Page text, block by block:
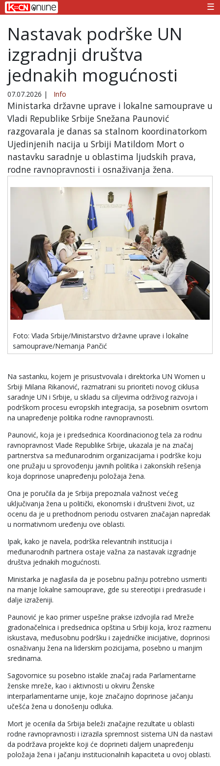
☰
Nastavak podrške UN
izgradnji društva
jednakih mogućnosti
07.07.2026 | Info
Ministarka državne uprave i lokalne samouprave u
Vladi Republike Srbije Snežana Paunović
razgovarala je danas sa stalnom koordinatorkom
Ujedinjenih nacija u Srbiji Matildom Mort o
nastavku saradnje u oblastima ljudskih prava,
rodne ravnopravnosti i osnaživanja žena.
Foto: Vlada Srbije/Ministarstvo državne uprave i lokalne
samouprave/Nemanja Pančić
Na sastanku, kojem je prisustvovala i direktorka UN Women u
Srbiji Milana Rikanović, razmatrani su prioriteti novog ciklusa
saradnje UN i Srbije, u skladu sa ciljevima održivog razvoja i
podrškom procesu evropskih integracija, sa posebnim osvrtom
na unapređenje politika rodne ravnopravnosti.
Paunović, koja je i predsednica Koordinacionog tela za rodnu
ravnopravnost Vlade Republike Srbije, ukazala je na značaj
partnerstva sa međunarodnim organizacijama i podrške koju
one pružaju u sprovođenju javnih politika i zakonskih rešenja
koja doprinose unapređenju položaja žena.
Ona je poručila da je Srbija prepoznala važnost većeg
uključivanja žena u politički, ekonomski i društveni život, uz
ocenu da je u prethodnom periodu ostvaren značajan napredak
u normativnom uređenju ove oblasti.
Ipak, kako je navela, podrška relevantnih institucija i
međunarodnih partnera ostaje važna za nastavak izgradnje
društva jednakih mogućnosti.
Ministarka je naglasila da je posebnu pažnju potrebno usmeriti
na manje lokalne samouprave, gde su stereotipi i predrasude i
dalje izraženiji.
Paunović je kao primer uspešne prakse izdvojila rad Mreže
gradonačelnica i predsednica opština u Srbiji koja, kroz razmenu
iskustava, međusobnu podršku i zajedničke inicijative, doprinosi
osnaživanju žena na liderskim pozicijama, posebno u manjim
sredinama.
Sagovornice su posebno istakle značaj rada Parlamentarne
ženske mreže, kao i aktivnosti u okviru Ženske
interparlamentarne unije, koje značajno doprinose jačanju
učešća žena u donošenju odluka.
Mort je ocenila da Srbija beleži značajne rezultate u oblasti
rodne ravnopravnosti i izrazila spremnost sistema UN da nastavi
da podržava projekte koji će doprineti daljem unapređenju
položaja žena i jačanju institucionalnih kapaciteta u ovoj oblasti.